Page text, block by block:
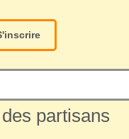
partisans